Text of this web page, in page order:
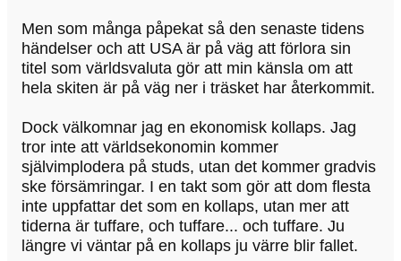
Men som många påpekat så den senaste tidens
händelser och att USA är på väg att förlora sin
titel som världsvaluta gör att min känsla om att
hela skiten är på väg ner i träsket har återkommit.
Dock välkomnar jag en ekonomisk kollaps. Jag
tror inte att världsekonomin kommer
självimplodera på studs, utan det kommer gradvis
ske försämringar. I en takt som gör att dom flesta
inte uppfattar det som en kollaps, utan mer att
tiderna är tuffare, och tuffare... och tuffare. Ju
längre vi väntar på en kollaps ju värre blir fallet.